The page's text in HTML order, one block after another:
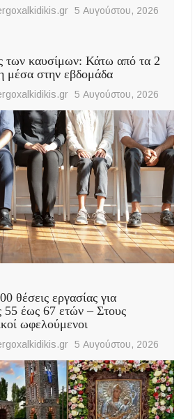
5 Αυγούστου, 2026
των καυσίμων: Κάτω από τα 2
μέσα στην εβδομάδα
5 Αυγούστου, 2026
θέσεις εργασίας για
55 έως 67 ετών – Στους
ωφελούμενοι
5 Αυγούστου, 2026